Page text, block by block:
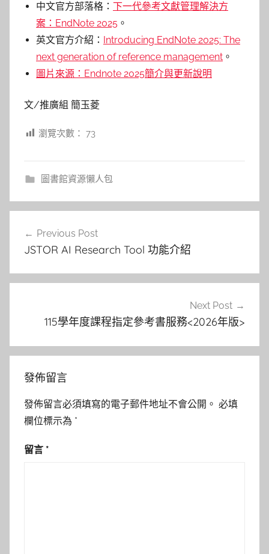
中文官方部落格 ： 下一代參考文獻管理解決方
案：EndNote 2025 。
英文官方介紹 ：
Introducing EndNote 2025: The
next generation of reference management 。
圖片來源：Endnote 2025簡介與更新說明
文/推廣組 簡玉菱
瀏覽次數： 73
圖書館資源懶人包
覽
Previous Post
JSTOR AI Research Tool 功能介紹
Next Post
115學年度課程指定參考書服務<2026年版>
發佈留言
發佈留言必須填寫的電子郵件地址不會公開。 必填
欄位標示為 *
留言 *